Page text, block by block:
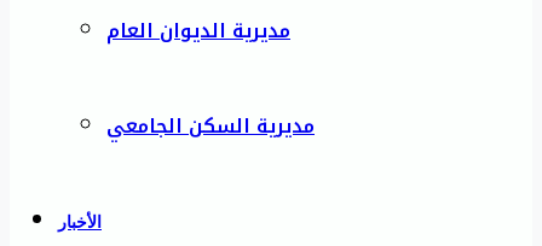
مديرية الديوان العام
مديرية السكن الجامعي
الأخبار